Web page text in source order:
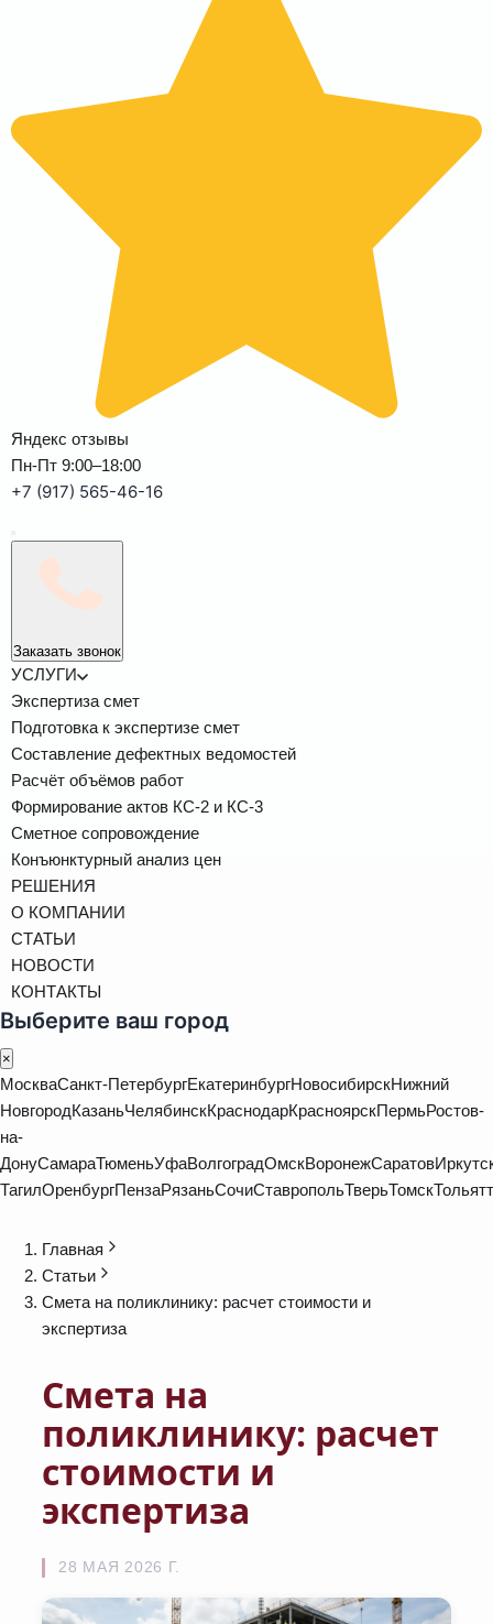
Яндекс отзывы
Пн-Пт 9:00–18:00
+7 (917) 565-46-16
Заказать звонок
УСЛУГИ
Экспертиза смет
Подготовка к экспертизе смет
Составление дефектных ведомостей
Расчёт объёмов работ
Формирование актов КС-2 и КС-3
Сметное сопровождение
Конъюнктурный анализ цен
РЕШЕНИЯ
О КОМПАНИИ
СТАТЬИ
НОВОСТИ
КОНТАКТЫ
Выберите ваш город
×
МоскваСанкт-ПетербургЕкатеринбургНовосибирскНижний
НовгородКазаньЧелябинскКраснодарКрасноярскПермьРостов-
на-
ДонуСамараТюменьУфаВолгоградОмскВоронежСаратов
ТагилОренбургПензаРязаньСочиСтавропольТверьТомск
Главная
Статьи
Смета на поликлинику: расчет стоимости и
экспертиза
Смета на
поликлинику: расчет
стоимости и
экспертиза
28 МАЯ 2026 Г.